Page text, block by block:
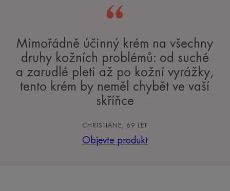
Mimořádně účinný krém na všechny
druhy kožních problémů: od suché
a zarudlé pleti až po kožní vyrážky,
tento krém by neměl chybět ve vaší
skříňce
CHRISTIANE, 69 LET
Objevte produkt